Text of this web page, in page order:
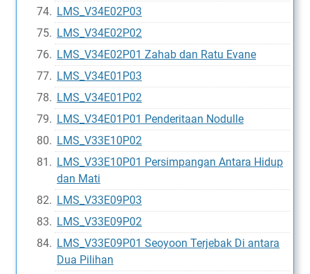
LMS_V34E02P03
LMS_V34E02P02
LMS_V34E02P01 Zahab dan Ratu Evane
LMS_V34E01P03
LMS_V34E01P02
LMS_V34E01P01 Penderitaan Nodulle
LMS_V33E10P02
LMS_V33E10P01 Persimpangan Antara Hidup
dan Mati
LMS_V33E09P03
LMS_V33E09P02
LMS_V33E09P01 Seoyoon Terjebak Di antara
Dua Pilihan